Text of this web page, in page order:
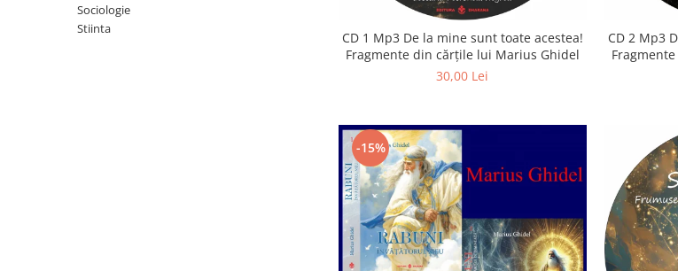
Sociologie
Stiinta
CD 1 Mp3 De la mine sunt toate acestea!
Fragmente din cărțile lui Marius Ghidel
30,00 Lei
CD 2 Mp3
-15%